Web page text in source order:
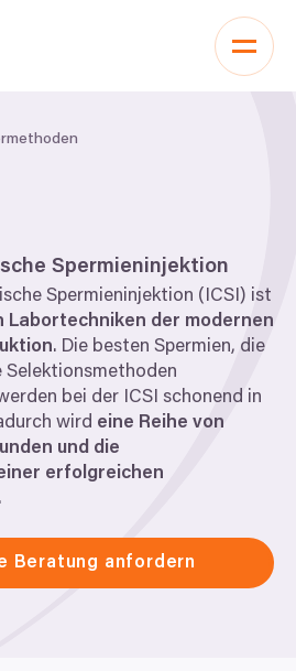
Spermieninjektion
Spermieninjektion ( ICSI) ist
der modernen
. Die besten Spermien, die
bei der ICSI schonend in
wird eine Reihe von
und die
erfolgreichen
.
Beratung anfordern